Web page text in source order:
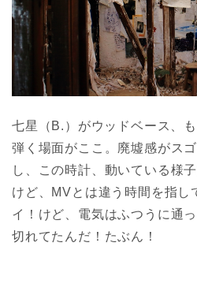
七星（B.）がウッドベース、
弾く場面がここ。廃墟感がス
し、この時計、動いている様
けど、MVとは違う時間を指し
イ！けど、電気はふつうに通
切れてたんだ！たぶん！